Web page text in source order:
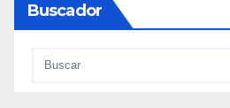
Buscador